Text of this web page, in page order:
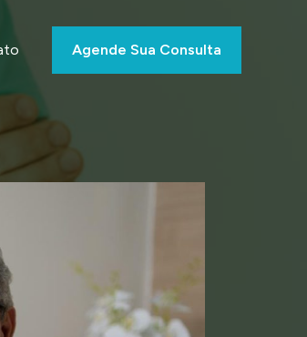
Agende Sua Consulta